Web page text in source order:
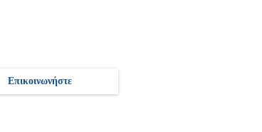
Επικοινωνήστε